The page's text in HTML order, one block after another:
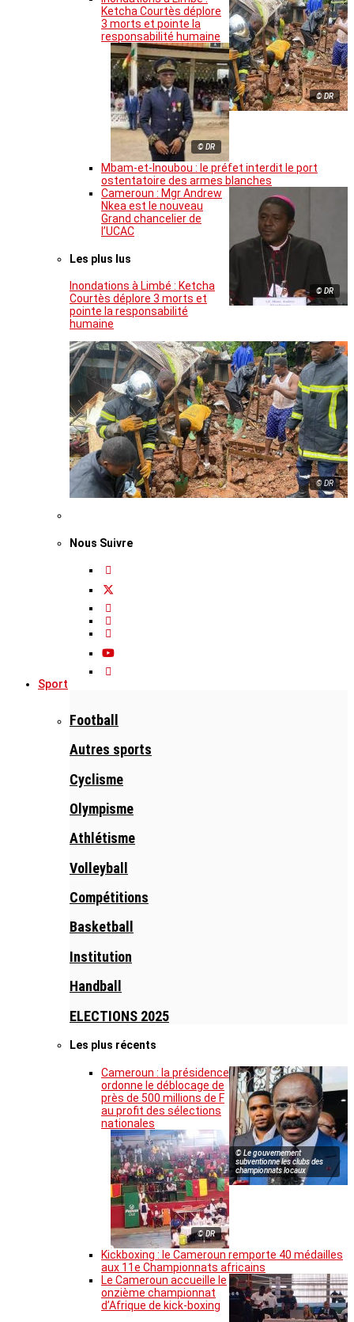
© DR
Ketcha Courtès déplore
3 morts et pointe la
responsabilité humaine
© DR
Mbam-et-Inoubou : le préfet interdit le port
ostentatoire des armes blanches
© DR
Cameroun : Mgr Andrew
Nkea est le nouveau
Grand chancelier de
l’UCAC
Les plus lus
Inondations à Limbé : Ketcha
Courtès déplore 3 morts et
pointe la responsabilité
humaine
© DR
Nous Suivre
Sport
Football
Autres sports
Cyclisme
Olympisme
Athlétisme
Volleyball
Compétitions
Basketball
Institution
Handball
ELECTIONS 2025
Les plus récents
© Le gouvernement
subventionne les clubs des
championnats locaux
Cameroun : la présidence
ordonne le déblocage de
près de 500 millions de F
au profit des sélections
nationales
© DR
Kickboxing : le Cameroun remporte 40 médailles
aux 11e Championnats africains
Le Cameroun accueille le
onzième championnat
d’Afrique de kick-boxing